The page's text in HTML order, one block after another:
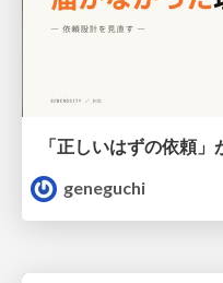
「正しいはずの依頼
geneguchi